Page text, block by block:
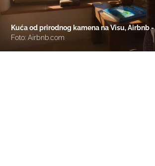
Kuća od prirodnog kamena na Visu, Airbnb -
Foto: Airbnb.com